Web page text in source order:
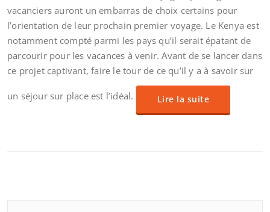
vacanciers auront un embarras de choix certains pour
l’orientation de leur prochain premier voyage. Le Kenya est
notamment compté parmi les pays qu’il serait épatant de
parcourir pour les vacances à venir. Avant de se lancer dans
ce projet captivant, faire le tour de ce qu’il y a à savoir sur
un séjour sur place est l’idéal. Lire la suite